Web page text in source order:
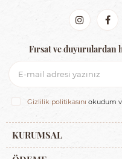
KURUMSAL
Fırsat ve duyurulardan
Gizlilik politikasını okudum